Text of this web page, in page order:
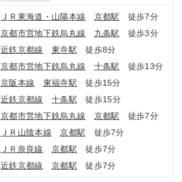
ＪＲ東海道・山陽本線 京都駅 徒歩7分
京都市営地下鉄烏丸線
九条駅 徒歩3分
近鉄京都線
東寺駅 徒歩8分
京都市営地下鉄烏丸線
十条駅 徒歩13分
京阪本線
東福寺駅 徒歩15分
近鉄京都線
十条駅 徒歩15分
京都市営地下鉄烏丸線
京都駅 徒歩7分
ＪＲ山陰本線
京都駅 徒歩7分
ＪＲ奈良線
京都駅 徒歩7分
近鉄京都線
京都駅 徒歩7分